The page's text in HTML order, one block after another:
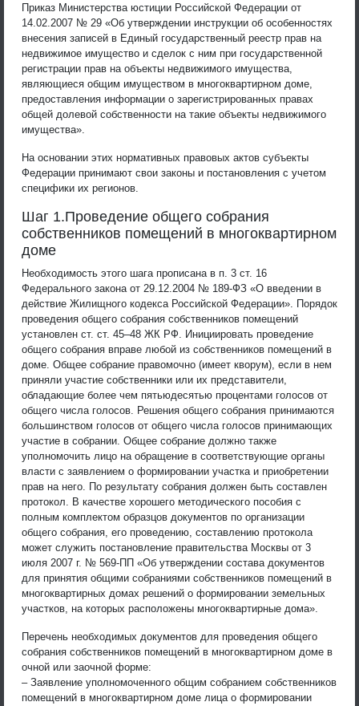
Приказ Министерства юстиции Российской Федерации от
14.02.2007 № 29 «Об утверждении инструкции об особенностях
внесения записей в Единый государственный реестр прав на
недвижимое имущество и сделок с ним при государственной
регистрации прав на объекты недвижимого имущества,
являющиеся общим имуществом в многоквартирном доме,
предоставления информации о зарегистрированных правах
общей долевой собственности на такие объекты недвижимого
имущества».
На основании этих нормативных правовых актов субъекты
Федерации принимают свои законы и постановления с учетом
специфики их регионов.
Шаг 1.Проведение общего собрания
собственников помещений в многоквартирном
доме
Необходимость этого шага прописана в п. 3 ст. 16
Федерального закона от 29.12.2004 № 189-ФЗ «О введении в
действие Жилищного кодекса Российской Федерации». Порядок
проведения общего собрания собственников помещений
установлен ст. ст. 45–48 ЖК РФ. Инициировать проведение
общего собрания вправе любой из собственников помещений в
доме. Общее собрание правомочно (имеет кворум), если в нем
приняли участие собственники или их представители,
обладающие более чем пятьюдесятью процентами голосов от
общего числа голосов. Решения общего собрания принимаются
большинством голосов от общего числа голосов принимающих
участие в собрании. Общее собрание должно также
уполномочить лицо на обращение в соответствующие органы
власти с заявлением о формировании участка и приобретении
прав на него. По результату собрания должен быть составлен
протокол. В качестве хорошего методического пособия с
полным комплектом образцов документов по организации
общего собрания, его проведению, составлению протокола
может служить постановление правительства Москвы от 3
июля 2007 г. № 569-ПП «Об утверждении состава документов
для принятия общими собраниями собственников помещений в
многоквартирных домах решений о формировании земельных
участков, на которых расположены многоквартирные дома».
Перечень необходимых документов для проведения общего
собрания собственников помещений в многоквартирном доме в
очной или заочной форме:
– Заявление уполномоченного общим собранием собственников
помещений в многоквартирном доме лица о формировании